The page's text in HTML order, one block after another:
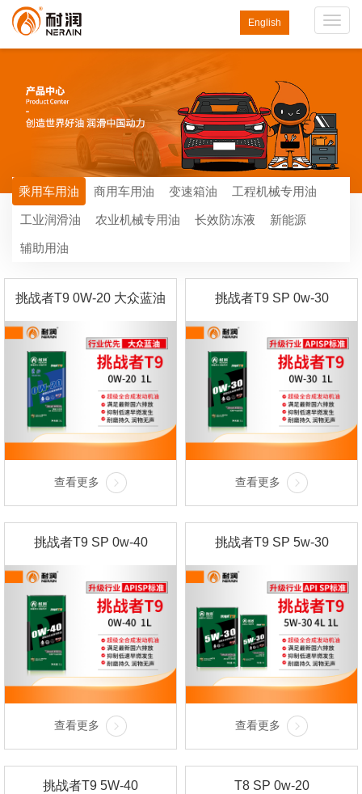
English
乘用车用油 商用车用油 变速箱油 工程机械专用油
工业润滑油 农业机械专用油 长效防冻液 新能源
辅助用油
挑战者T9 0W-20 大众蓝油
查看更多
挑战者T9 SP 0w-30
查看更多
挑战者T9 SP 0w-40
查看更多
挑战者T9 SP 5w-30
查看更多
挑战者T9 5W-40 T8 SP 0w-20